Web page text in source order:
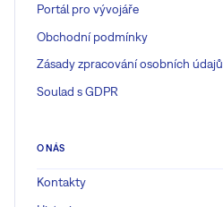
Portál pro vývojáře
Obchodní podmínky
Zásady zpracování osobních údajů
Soulad s GDPR
O NÁS
Kontakty